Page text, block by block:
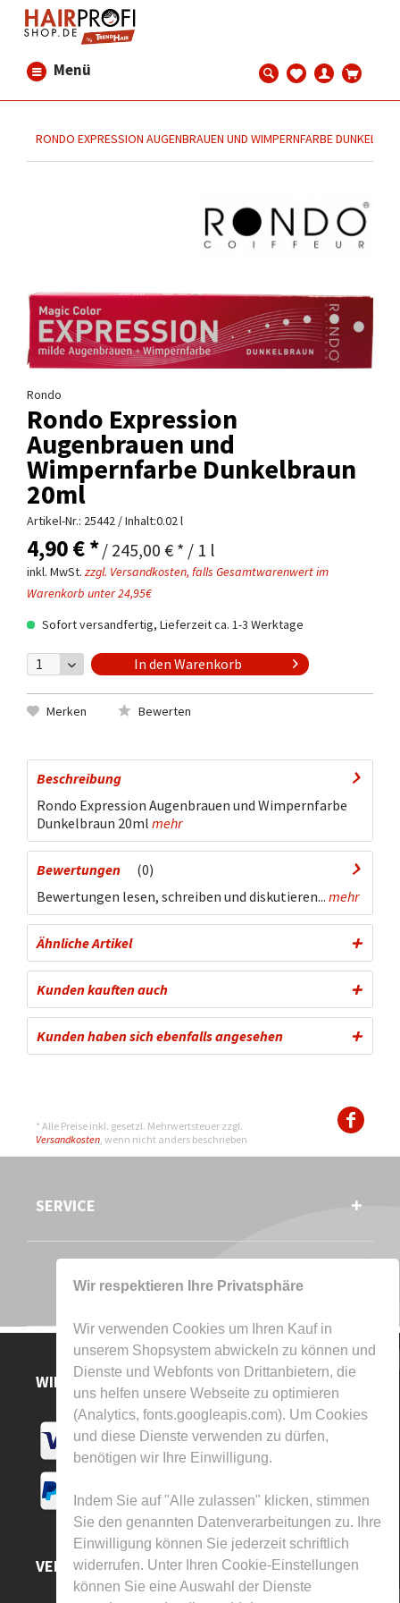
Wir respektieren Ihre Privatsphäre
Wir verwenden Cookies um Ihren Kauf in
unserem Shopsystem abwickeln zu können und
Dienste und Webfonts von Drittanbietern, die
uns helfen unsere Webseite zu optimieren
(Analytics, fonts.googleapis.com). Um Cookies
und diese Dienste verwenden zu dürfen,
benötigen wir Ihre Einwilligung.
Indem Sie auf "Alle zulassen" klicken, stimmen
Sie den genannten Datenverarbeitungen zu. Ihre
Einwilligung können Sie jederzeit schriftlich
widerrufen. Unter Ihren Cookie-Einstellungen
können Sie eine Auswahl der Dienste
Menü
RONDO EXPRESSION AUGENBRAUEN UND WIMPERNFARBE
Rondo
Rondo Expression
Augenbrauen und
Wimpernfarbe Dunkelbraun
20ml
Artikel-Nr.: 25442 / Inhalt:0.02 l
4,90 € */ 245,00 € * / 1 l
inkl. MwSt. zzgl. Versandkosten, falls Gesamtwarenwert im
Warenkorb unter 24,95€
Sofort versandfertig, Lieferzeit ca. 1-3 Werktage
In den Warenkorb
Merken Bewerten
Beschreibung
Rondo Expression Augenbrauen und Wimpernfarbe
Dunkelbraun 20ml mehr
Bewertungen
0
Bewertungen lesen, schreiben und diskutieren... mehr
Ähnliche Artikel
Kunden kauften auch
Kunden haben sich ebenfalls angesehen
* Alle Preise inkl. gesetzl. Mehrwertsteuer zzgl.
Versandkosten , wenn nicht anders beschrieben
SERVICE
WIR AKZEPTIEREN
VERSAND DURCH